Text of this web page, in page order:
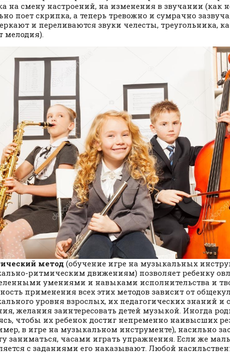
на смену настроений, на изменения в звучании (как
поет скрипка, а теперь тревожно и сумрачно
и переливаются звуки челесты, треугольника,
мелодия).
метод (обучение игре на музыкальных
ритмическим движениям) позволяет ребенку
умениями и навыками исполнительства и
применения всех этих методов зависит от
уровня взрослых, их педагогических знаний и
желания заинтересовать детей музыкой. Иногда
чтобы их ребенок достиг непременно наивысших
в игре на музыкальном инструменте), насильно
заниматься, часами играть упражнения. Если же
с заданиями его наказывают. Любой